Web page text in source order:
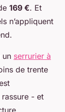
169 €. Et
n’appliquent
un serrurier à
de trente
- et